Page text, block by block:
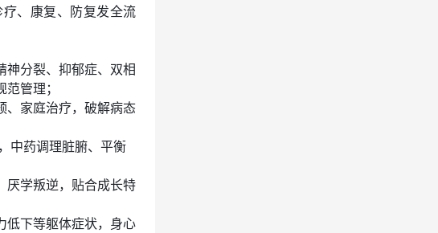
、康复、防复发全流
神分裂、抑郁症、双相
管理；
、家庭治疗，破解病态
中药调理脏腑、平衡
厌学叛逆，贴合成长特
低下等躯体症状，身心